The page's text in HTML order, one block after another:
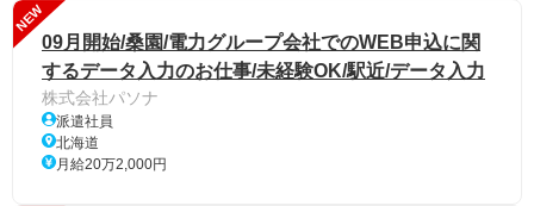
NEW
09月開始/桑園/電力グループ会社でのWEB申込に関
するデータ入力のお仕事/未経験OK/駅近/データ入力
株式会社パソナ
派遣社員
北海道
月給20万2,000円